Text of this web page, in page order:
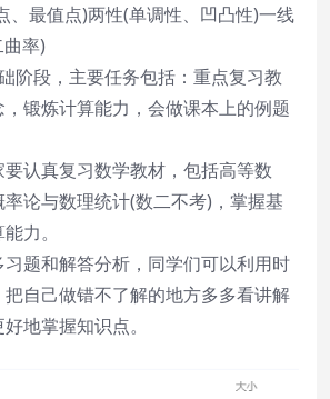
、最值点)两性(单调性、凹凸性)一线
率)
阶段，主要任务包括：重点复习教
锻炼计算能力，会做课本上的例题
认真复习数学教材，包括高等数
论与数理统计(数二不考)，掌握基
力。
题和解答分析，同学们可以利用时
自己做错不了解的地方多多看讲解
地掌握知识点。